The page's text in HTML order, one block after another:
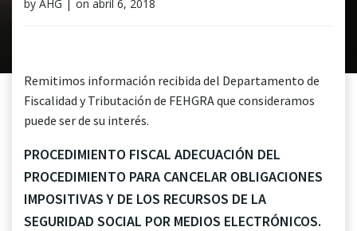
by AHG | on abril 6, 2018
Remitimos información recibida del Departamento de
Fiscalidad y Tributación de FEHGRA que consideramos
puede ser de su interés.
PROCEDIMIENTO FISCAL ADECUACIÓN DEL
PROCEDIMIENTO PARA CANCELAR OBLIGACIONES
IMPOSITIVAS Y DE LOS RECURSOS DE LA
SEGURIDAD SOCIAL POR MEDIOS ELECTRÓNICOS.